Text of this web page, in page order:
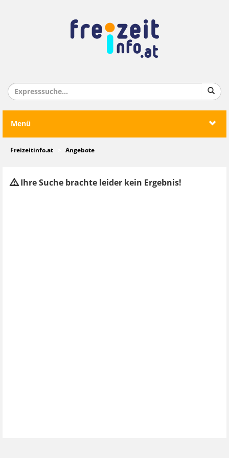
Menü
Freizeitinfo.at Angebote
Ihre Suche brachte leider kein Ergebnis!